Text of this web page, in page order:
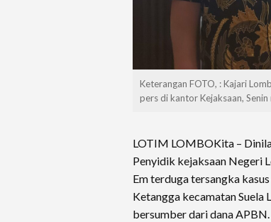
Keterangan FOTO, : Kajari
pers di kantor Kejaksaan,
LOTIM LOMBOKita –
Penyidik kejaksaan Negeri
Em terduga tersangka
Ketangga kecamatan Suela
bersumber dari dana